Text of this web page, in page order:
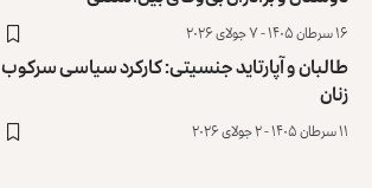
۱۶ سرطان ۱۴۰۵ - ۷ جولای ۲۰۲۶
طالبان و آپارتاید جنسیتی: کارکرد سیاسی سرکوب
زنان
۱۱ سرطان ۱۴۰۵ - ۲ جولای ۲۰۲۶